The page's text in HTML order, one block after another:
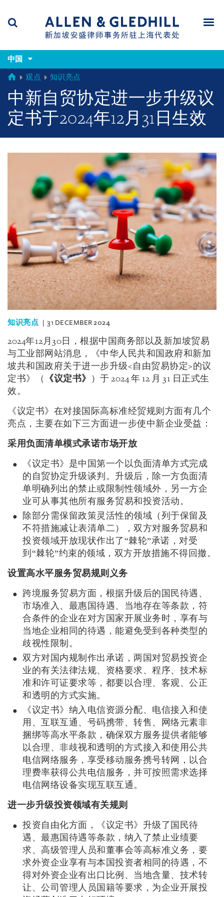
(accesskey
s)
x)
Search
中国
GLOBAL
观点 知识亮点
中新自贸协定进一步升级议
定书于2024年12月31日生效
知识亮点 31 DECEMBER 2024
2024年12月30日，根据中国商务部以及新加坡贸易
与工业部网站消息，《中华人民共和国政府和新加
坡共和国政府关于进一步升级<自由贸易协定>的议
定书》（
《议定书》
）于 2024 年 12 月 31 日正式生
效。
《议定书》在对接国际高标准经贸规则方面有几个
亮点，主要在如下三方面进一步使中新企业受益：
采用负面清单模式承诺市场开放
《议定书》是中国第一个以负面清单方式完成
的自贸协定升级谈判。升级后，除一方负面清
单明确列出的禁止或限制性领域外，另一方企
业可从事其他所有服务贸易和投资活动。
除部分需保留政策灵活性的领域（列于保留及
不符措施减让表清单二），双方对服务贸易和
投资领域开放现状作出了“棘轮”承诺，对受
到“棘轮”约束的领域，双方开放措施不得回撤。
设置高水平服务贸易规则义务
跨境服务贸易方面，根据升级后的国民待遇、
市场准入、最惠国待遇、当地存在等条款，符
合条件的企业在对方国家开展业务时，享有与
当地企业相同的待遇，能避免受到各种类型的
歧视性限制。
双方对国内规制作出承诺，两国对贸易投资企
业的有关法律法规、资格要求、程序、技术标
准和许可证要求等，都要以合理、客观、公正
和透明的方式实施。
《议定书》纳入电信资源分配、电信接入和使
用、互联互通、号码携带、转售、网络元素非
捆绑等高水平条款，确保双方服务提供者能够
以合理、非歧视和透明的方式接入和使用公共
电信网络服务，享受移动服务携号转网，以合
理费率获得公共电信服务，并可按照需求选择
电信网络设备实现互联互通。
进一步升级投资领域有关规则
投资自由化方面，《议定书》升级了国民待
遇、最惠国待遇等条款，纳入了禁止业绩要
求、高级管理人员和董事会等高标准义务，要
求外资企业享有与本国投资者相同的待遇，不
得对外资企业有出口比例、当地含量、技术转
让、公司管理人员国籍等要求，为企业开展投